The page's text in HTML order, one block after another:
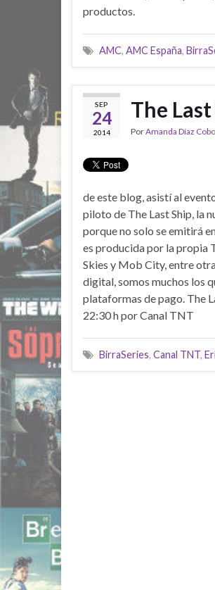
productos.
AMC, AMC España,
SEP
24
2014
The
PorAmanda Díaz Cobo
de este blog, asistí al
piloto de The Last Ship, la
porque no solo se emitirá
es producida por la propia
Skies y Mob City, entre
digital, somos muchos los
plataformas de pago. The
22:30 h por Canal TNT
BirraSeries, Canal TNT,